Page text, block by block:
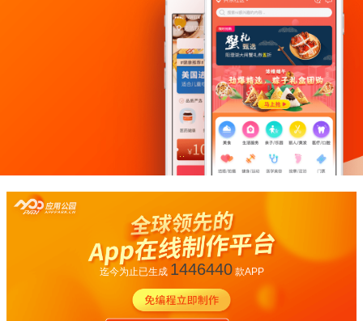
迄今为止已生成 1446440款APP